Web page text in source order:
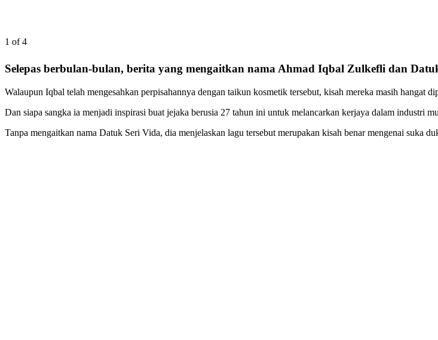
1 of 4
Selepas berbulan-bulan, berita yang mengaitkan nama Ahmad Iqbal Zulkefli dan
Walaupun Iqbal telah mengesahkan perpisahannya dengan taikun kosmetik tersebut, kisah mereka masih hangat
Dan siapa sangka ia menjadi inspirasi buat jejaka berusia 27 tahun ini untuk melancarkan kerjaya dalam industri
Tanpa mengaitkan nama Datuk Seri Vida, dia menjelaskan lagu tersebut merupakan kisah benar mengenai suka